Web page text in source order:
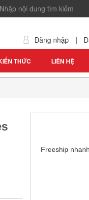
Đăng nhập |
THỨC LIÊN HỆ
Freeship